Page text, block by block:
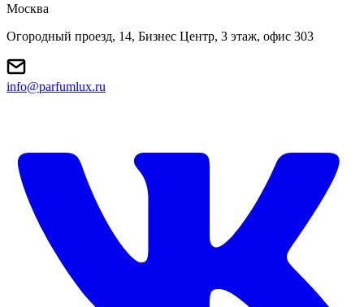
Москва
Огородный проезд, 14, Бизнес Центр, 3 этаж, офис 303
info@parfumlux.ru